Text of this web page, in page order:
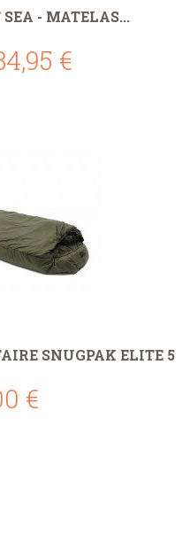
- MATELAS...
€
SNUGPAK ELITE 5
€